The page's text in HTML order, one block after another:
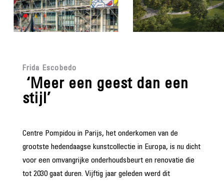
Frida Escobedo
‘Meer een geest dan een
stijl’
Centre Pompidou in Parijs, het onderkomen van de
grootste hedendaagse kunstcollectie in Europa, is nu dicht
voor een omvangrijke onderhoudsbeurt en renovatie die
tot 2030 gaat duren. Vijftig jaar geleden werd dit